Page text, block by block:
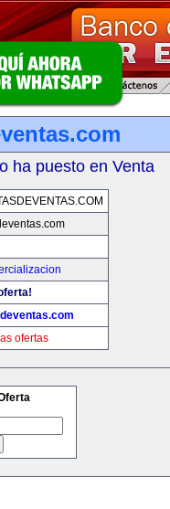
ha puesto en Venta
ofertas